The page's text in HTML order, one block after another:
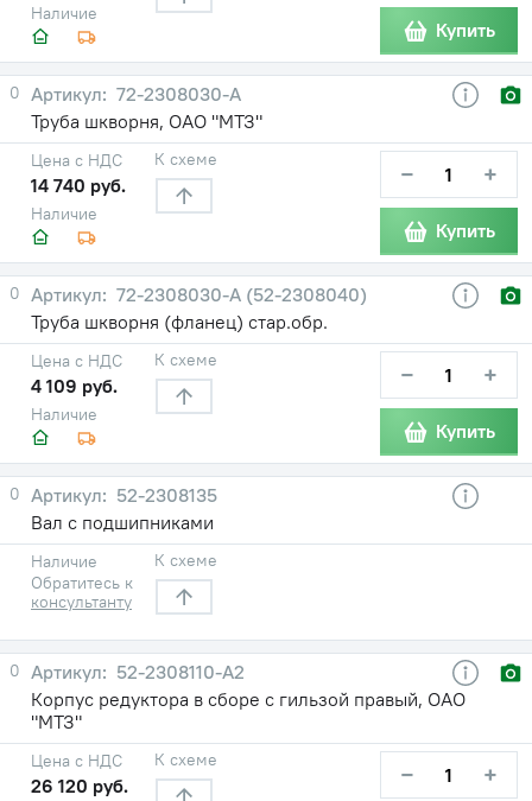
Наличие
Купить
0
72-2308030-А
Труба шкворня, ОАО "МТЗ"
Наличие
Цена с НДС
14 740 руб.
К схеме − +
Купить
0
72-2308030-А (52-2308040)
Труба шкворня (фланец) стар.обр.
Наличие
Цена с НДС
4 109 руб.
К схеме − +
Купить
0
52-2308135
Вал с подшипниками
Наличие
Обратитесь к
консультанту
К схеме
0
52-2308110-А2
Корпус редуктора в сборе с гильзой правый, ОАО
"МТЗ"
Цена с НДС
26 120 руб.
К схеме − +